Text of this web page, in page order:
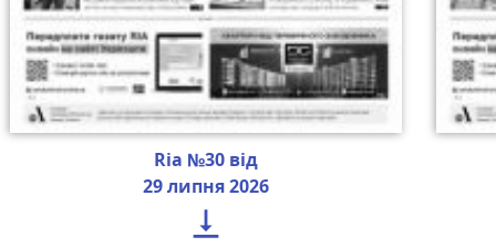
Ria №30 від
29 липня 2026
